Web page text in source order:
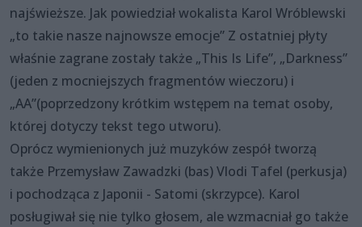
najświeższe. Jak powiedział wokalista Karol Wróblewski
„to takie nasze najnowsze emocje” Z ostatniej płyty
właśnie zagrane zostały także „This Is Life”, „Darkness”
(jeden z mocniejszych fragmentów wieczoru) i
„AA”(poprzedzony krótkim wstępem na temat osoby,
której dotyczy tekst tego utworu).
Oprócz wymienionych już muzyków zespół tworzą
także Przemysław Zawadzki (bas) Vlodi Tafel (perkusja)
i pochodząca z Japonii - Satomi (skrzypce). Karol
posługiwał się nie tylko głosem, ale wzmacniał go także